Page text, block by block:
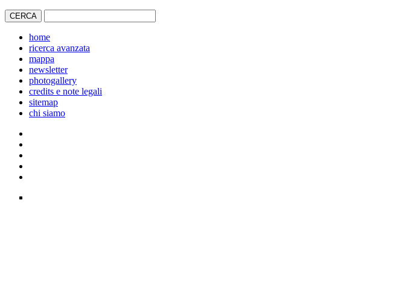
home
ricerca avanzata
mappa
newsletter
photogallery
credits e note legali
sitemap
chi siamo